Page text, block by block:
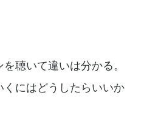
聴いて違いは分かる。
にはどうしたらいいか